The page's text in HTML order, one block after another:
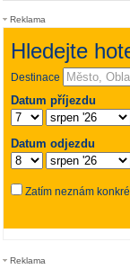
Reklama
Reklama